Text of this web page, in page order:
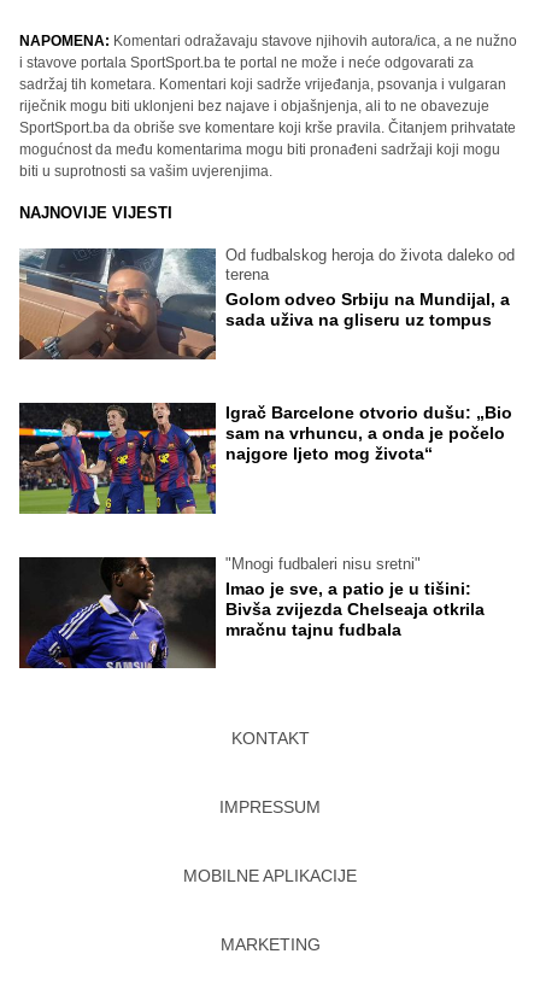
NAPOMENA: Komentari odražavaju stavove njihovih autora/ica, a ne nužno
i stavove portala SportSport.ba te portal ne može i neće odgovarati za
sadržaj tih kometara. Komentari koji sadrže vrijeđanja, psovanja i vulgaran
riječnik mogu biti uklonjeni bez najave i objašnjenja, ali to ne obavezuje
SportSport.ba da obriše sve komentare koji krše pravila. Čitanjem prihvatate
mogućnost da među komentarima mogu biti pronađeni sadržaji koji mogu
biti u suprotnosti sa vašim uvjerenjima.
NAJNOVIJE VIJESTI
Od fudbalskog heroja do života daleko od
terena
Golom odveo Srbiju na Mundijal, a
sada uživa na gliseru uz tompus
Igrač Barcelone otvorio dušu: „Bio
sam na vrhuncu, a onda je počelo
najgore ljeto mog života“
"Mnogi fudbaleri nisu sretni"
Imao je sve, a patio je u tišini:
Bivša zvijezda Chelseaja otkrila
mračnu tajnu fudbala
KONTAKT
IMPRESSUM
MOBILNE APLIKACIJE
MARKETING